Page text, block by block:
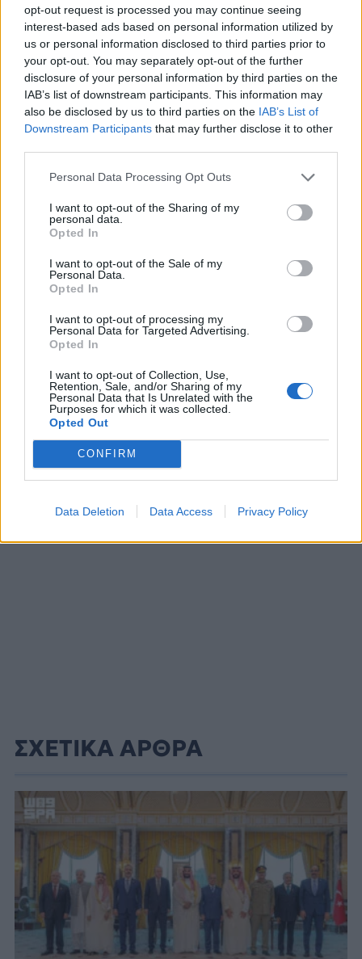
opt-out request is processed you may continue seeing
interest-based ads based on personal information utilized by
us or personal information disclosed to third parties prior to
your opt-out. You may separately opt-out of the further
disclosure of your personal information by third parties on the
IAB’s list of downstream participants. This information may
also be disclosed by us to third parties on the IAB’s List of
Downstream Participants that may further disclose it to other
Personal Data Processing Opt Outs
I want to opt-out of the Sharing of my
personal data.
Opted In
I want to opt-out of the Sale of my
Personal Data.
Opted In
I want to opt-out of processing my
Personal Data for Targeted Advertising.
Opted In
I want to opt-out of Collection, Use,
Retention, Sale, and/or Sharing of my
Personal Data that Is Unrelated with the
Purposes for which it was collected.
Opted Out
CONFIRM
Data Deletion Data Access Privacy Policy
Ανάλυση IISS: Η Ευρώπη
δεν είναι προετοιμασμένη
για επιθέσεις της Ρωσίας
με μη επανδρωμένα
αεροσκάφη
Η Τουρκία
επανδρωμένα
Ακολουθήστε το onalert.gr στοGoogle
Newsκαι μάθετε πρώτοι όλες τις ειδήσεις
για την άμυνα.
ΔΙΑΦΗΜΙΣΗ
ΣΧΕΤΙΚΑ ΑΡΘΡΑ